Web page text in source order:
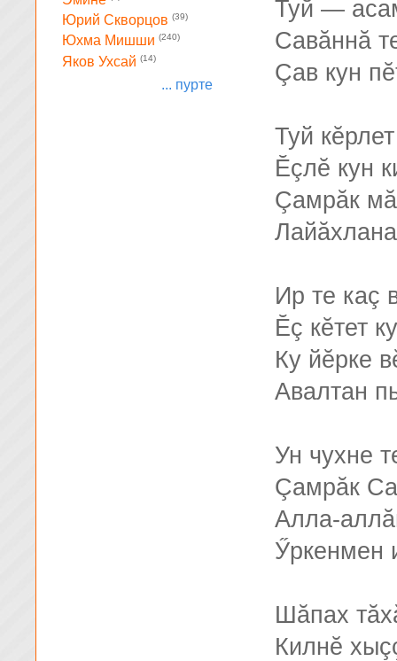
Туй —
Савăннă
Çав кун
Туй
Ĕçлĕ кун
Çамрăк
Ир те каç
Ĕç кĕтет
Ку йĕрке
Авалтан
Ун чухне
Çамрăк
Алла-
Ӳркенмен
Шăпах
Килнĕ
Юрий Скворцов (39)
Юхма Мишши (240)
Яков Ухсай (14)
... пурте